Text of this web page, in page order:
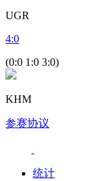
UGR
4:0
(0:0 1:0 3:0)
KHM
参赛协议
统计